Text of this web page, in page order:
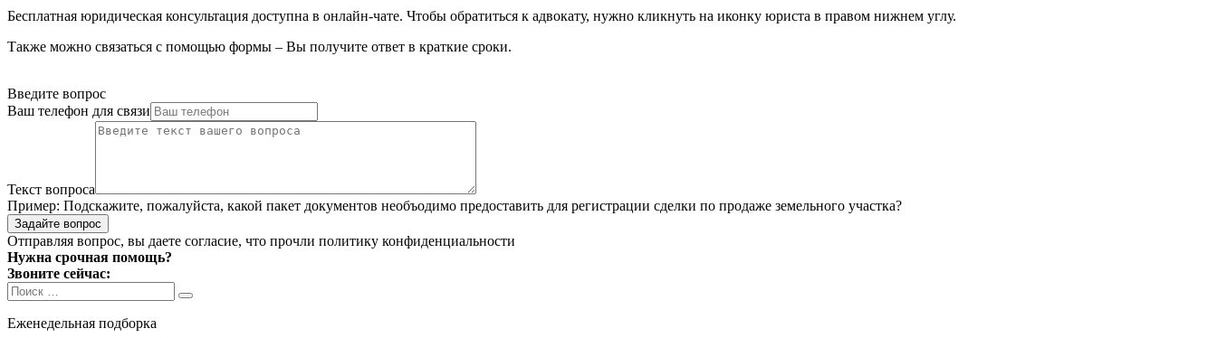
Бесплатная юридическая консультация доступна в онлайн-чате. Чтобы обратиться к адвокату, нужно кликнуть на иконку юриста в правом нижнем углу.
Также можно связаться с помощью формы – Вы получите ответ в краткие сроки.
Введите вопрос
Ваш телефон для связи
Текст вопроса
Пример: Подскажите, пожалуйста, какой пакет документов необъодимо предоставить для регистрации сделки по продаже земельного участка?
Задайте вопрос
Отправляя вопрос, вы даете согласие, что прочли политику конфиденциальности
Нужна срочная помощь?
Звоните сейчас:
Search
for:
Search
Еженедельная подборка